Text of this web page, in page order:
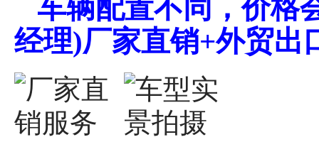
车辆配置不同，价格
经理)厂家直销+外贸出